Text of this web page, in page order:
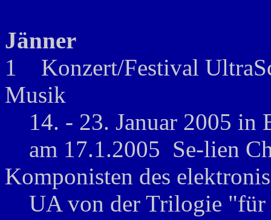
Jänner
1 Konzert/Festival
Musik
14. - 23. Januar 2005 in
am 17.1.2005 Se-lien
Komponisten des
UA von der Trilogie "für